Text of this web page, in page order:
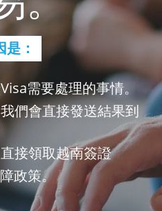
是：
需要處理的事情。
們會直接發送結果到
接領取越南簽證
政策。